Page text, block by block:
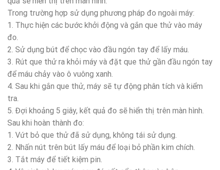
Trong trường hợp sử dụng phương pháp đo ngoài máy:
1. Thực hiện các bước khởi động và gắn que thử vào máy
đo.
2. Sử dụng bút để chọc vào đầu ngón tay để lấy máu.
3. Rút que thử ra khỏi máy và đặt que thử gần đầu ngón tay
để máu chảy vào ô vuông xanh.
4. Sau khi gắn que thử, máy sẽ tự động phân tích và kiểm
tra.
5. Đợi khoảng 5 giây, kết quả đo sẽ hiển thị trên màn hình.
Sau khi hoàn thành đo:
1. Vứt bỏ que thử đã sử dụng, không tái sử dụng.
2. Nhấn nút trên bút lấy máu để loại bỏ phần kim chích.
3. Tắt máy để tiết kiệm pin.